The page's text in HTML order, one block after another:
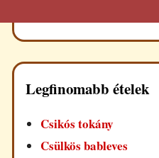
Legfinomabb ételek
Csikós tokány
Csülkös bableves